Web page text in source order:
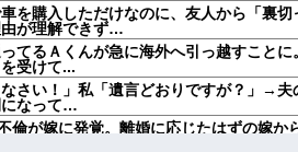
を購入しただけなのに、友人から「裏切
が理解できず…
てるＡくんが急に海外へ引っ越すことに
受けて...
さい！」私「遺言どおりですが？」→夫
になって…
倫が嫁に発覚。離婚に応じたはずの嫁か